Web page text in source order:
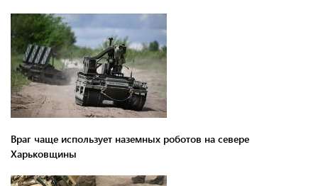
Враг чаще использует наземных роботов на севере
Харьковщины